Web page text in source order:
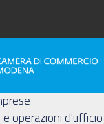
operazioni d'ufficio